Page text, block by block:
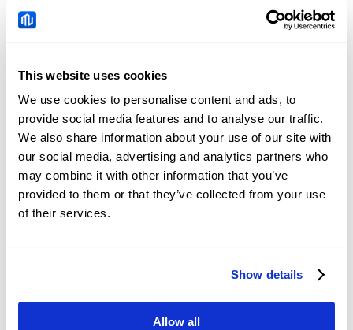
This website uses cookies
We use cookies to personalise content and ads, to
provide social media features and to analyse our traffic.
We also share information about your use of our site with
our social media, advertising and analytics partners who
may combine it with other information that you’ve
provided to them or that they’ve collected from your use
of their services.
Show details
Allow all
EURPLN Nieuws
Australian Dollar: RBA
Silver Price Forecasts:
XAG/USD confirms a